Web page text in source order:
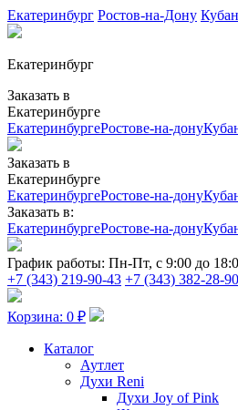
Екатеринбург Ростов-на-Дону
Екатеринбург
Заказать в
Екатеринбурге
ЕкатеринбургеРостове-на-дону
Заказать в
Екатеринбурге
ЕкатеринбургеРостове-на-дону
Заказать в:
ЕкатеринбургеРостове-на-дону
График работы: Пн-Пт, с 9:00 до
+7 (343) 219-90-43 +7 (343) 382-28-90
Корзина: 0 ₽
Каталог
Аутлет
Духи Reni
Духи Joy of Pink